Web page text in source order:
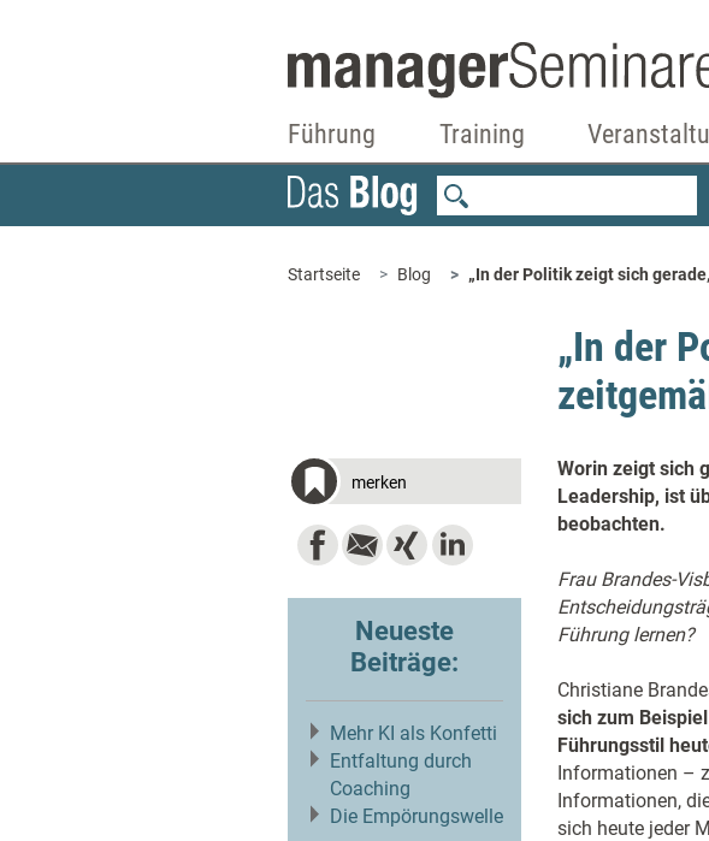
Führung Training
Startseite Blog „In der Politik zeigt sich
„In der
merken
Neueste
Beiträge:
Mehr KI als Konfetti
Entfaltung durch
Coaching
Die Empörungswelle
Worin zeigt sich
Leadership, ist
beobachten.
Frau Brandes-
Führung lernen?
Christiane
sich zum
Führungsstil
Informationen –
Informationen,
sich heute jeder